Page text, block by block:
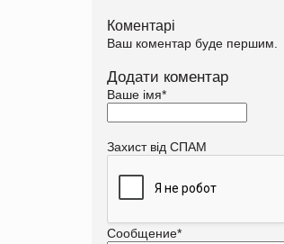
Коментарі
Ваш коментар буде першим.
Додати коментар
Ваше імя*
Захист від СПАМ
Сообщение*